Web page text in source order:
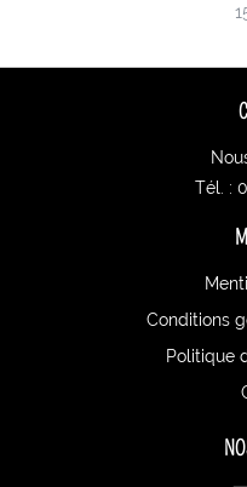
Tél. :
Conditions
Politique